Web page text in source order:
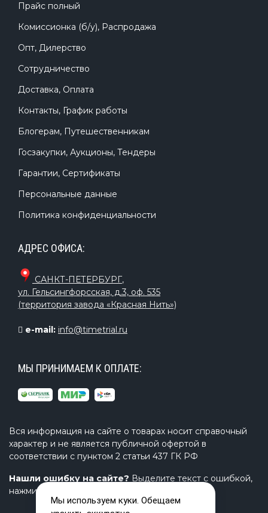
Прайс полный
Комиссионка (б/у), Распродажа
Опт, Дилерство
Сотрудничество
Доставка, Оплата
Контакты, График работы
Блогерам, Путешественникам
Госзакупки, Аукционы, Тендеры
Гарантии, Сертификаты
Персональные данные
Политика конфиденциальности
АДРЕС ОФИСА:
САНКТ-ПЕТЕРБУРГ,
ул. Гельсингфорсская, д.3, оф. 535
(территория завода «Красная Нить»)
e-mail: info@timetrial.ru
МЫ ПРИНИМАЕМ К ОПЛАТЕ:
Вся информация на сайте о товарах носит справочный
характер и не является публичной офертой в
соответствии с пунктом 2 статьи 437 ГК РФ
Нашли ошибку на сайте? Выделите текст с ошибкой,
нажмите Ctrl+Enter и напишите нам.
Мы используем куки. Обещаем